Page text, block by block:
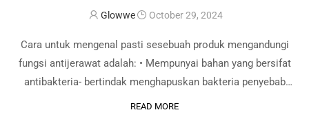
Glowwe October 29, 2024
Cara untuk mengenal pasti sesebuah produk mengandungi
fungsi antijerawat adalah: • Mempunyai bahan yang bersifat
antibakteria- bertindak menghapuskan bakteria penyebab
jerawat. • Mengandungi bahan yang boleh hapuskan sumbatan-
READ MORE